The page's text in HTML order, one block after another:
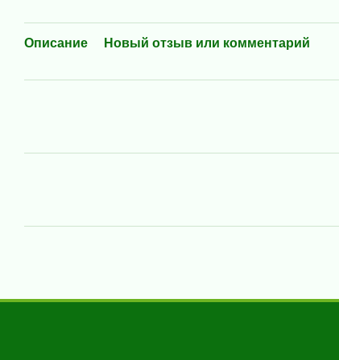
Описание Новый отзыв или комментарий